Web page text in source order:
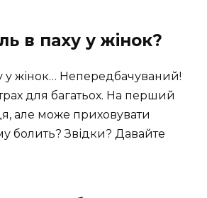
в паху у жінок?
у жінок… Непередбачуваний!
для багатьох. На перший
але може приховувати
болить? Звідки? Давайте